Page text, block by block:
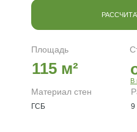
В
115 м²
Площадь
ГСБ
Материал стен
9